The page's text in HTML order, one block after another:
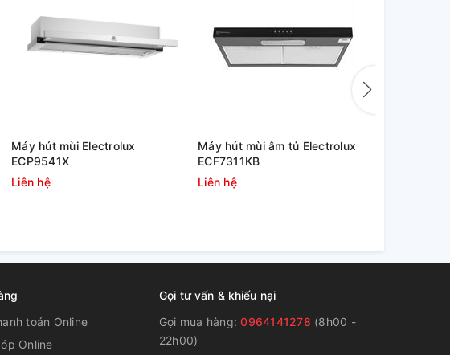
Máy hút mùi Electrolux
ECP9541X
Liên hệ
Máy hút mùi âm tủ Electrolux
ECF7311KB
Liên hệ
toán Online
Online
Gọi tư vấn & khiếu nại
Gọi mua hàng:0964141278 (8h00 -
22h00)